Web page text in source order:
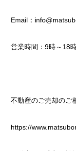
Email：
営業時間：9時～18
不動産のご売却のご
https://